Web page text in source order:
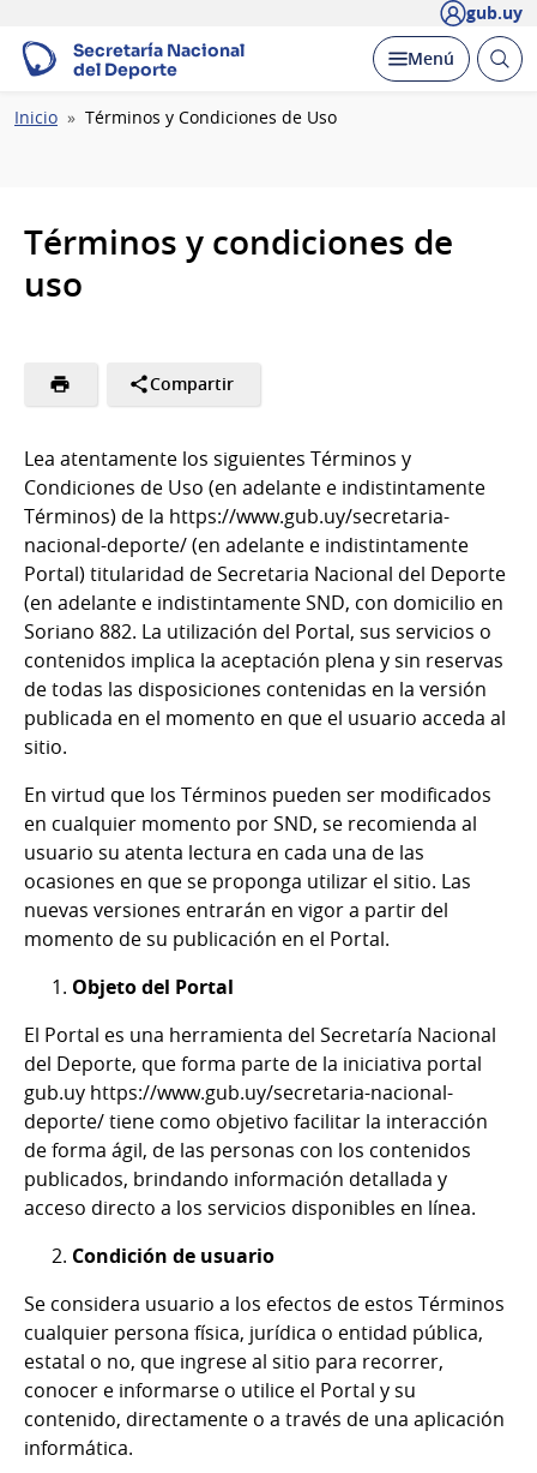
gub.uy
Secretaría Nacional
del Deporte
Desplegar
Menú Abrir
Ruta
Inicio Términos y Condiciones de Uso
Términos y condiciones de
uso
Compartir
Lea atentamente los siguientes Términos y
Condiciones de Uso (en adelante e indistintamente
Términos) de la https://www.gub.uy/secretaria-
nacional-deporte/ (en adelante e indistintamente
Portal) titularidad de Secretaria Nacional del Deporte
(en adelante e indistintamente SND, con domicilio en
Soriano 882. La utilización del Portal, sus servicios o
contenidos implica la aceptación plena y sin reservas
de todas las disposiciones contenidas en la versión
publicada en el momento en que el usuario acceda al
sitio.
En virtud que los Términos pueden ser modificados
en cualquier momento por SND, se recomienda al
usuario su atenta lectura en cada una de las
ocasiones en que se proponga utilizar el sitio. Las
nuevas versiones entrarán en vigor a partir del
momento de su publicación en el Portal.
Objeto del Portal
El Portal es una herramienta del Secretaría Nacional
del Deporte, que forma parte de la iniciativa portal
gub.uy https://www.gub.uy/secretaria-nacional-
deporte/ tiene como objetivo facilitar la interacción
de forma ágil, de las personas con los contenidos
publicados, brindando información detallada y
acceso directo a los servicios disponibles en línea.
Condición de usuario
Se considera usuario a los efectos de estos Términos
cualquier persona física, jurídica o entidad pública,
estatal o no, que ingrese al sitio para recorrer,
conocer e informarse o utilice el Portal y su
contenido, directamente o a través de una aplicación
informática.